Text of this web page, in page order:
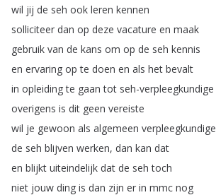
wil jij de seh ook leren kennen
solliciteer dan op deze vacature en maak
gebruik van de kans om op de seh kennis
en ervaring op te doen en als het bevalt
in opleiding te gaan tot seh-verpleegkundige
overigens is dit geen vereiste
wil je gewoon als algemeen verpleegkundige
de seh blijven werken, dan kan dat
en blijkt uiteindelijk dat de seh toch
niet jouw ding is dan zijn er in mmc nog